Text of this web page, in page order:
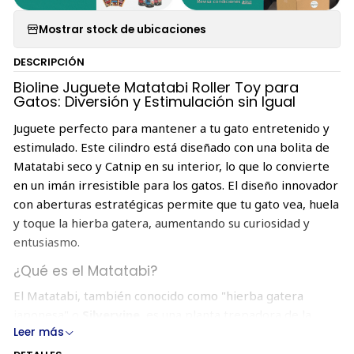
Mostrar stock de ubicaciones
DESCRIPCIÓN
Bioline Juguete Matatabi Roller Toy para
Gatos: Diversión y Estimulación sin Igual
Juguete perfecto para mantener a tu gato entretenido y
estimulado. Este cilindro está diseñado con una bolita de
Matatabi seco y Catnip en su interior, lo que lo convierte
en un imán irresistible para los gatos. El diseño innovador
con aberturas estratégicas permite que tu gato vea, huela
y toque la hierba gatera, aumentando su curiosidad y
entusiasmo.
¿Qué es el Matatabi?
El Matatabi, también conocido como "hierba gatera
familia Actinidiaceae, similar al kiwi. Su nombre científico
Leer más